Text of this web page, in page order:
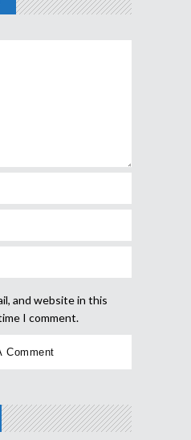
and website in this
I comment.